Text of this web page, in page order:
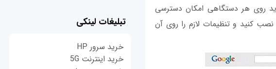
روی هر دستگاهی امکان دسترسی
نصب کنید و تنظیمات لازم را روی آن
تبلیغات لینکی
خرید سرور HP
خرید اینترنت 5G